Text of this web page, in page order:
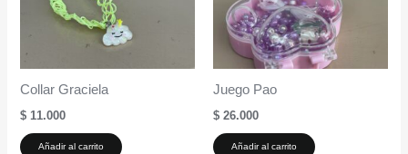
Collar Graciela
$ 11.000
Añadir al carrito
Juego Pao
$ 26.000
Añadir al carrito